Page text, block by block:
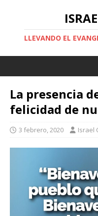
LLEVANDO EL
La presencia
felicidad de
3 febrero, 2020 Israel